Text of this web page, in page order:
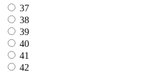
37
38
39
40
41
42